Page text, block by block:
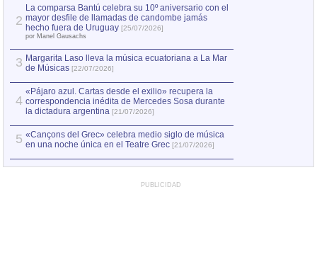
2
La comparsa Bantú celebra su 10º aniversario con el
mayor desfile de llamadas de candombe jamás
hecho fuera de Uruguay [25/07/2026]
por Manel Gausachs
3 Margarita Laso lleva la música ecuatoriana a La Mar
de Músicas [22/07/2026]
4
«Pájaro azul. Cartas desde el exilio» recupera la
correspondencia inédita de Mercedes Sosa durante
la dictadura argentina [21/07/2026]
5 «Cançons del Grec» celebra medio siglo de música
en una noche única en el Teatre Grec [21/07/2026]
PUBLICIDAD